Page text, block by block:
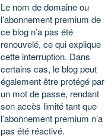
Le nom de domaine ou
l’abonnement premium de
ce blog n’a pas été
renouvelé, ce qui explique
cette interruption. Dans
certains cas, le blog peut
également être protégé par
un mot de passe, rendant
son accès limité tant que
l’abonnement premium n’a
pas été réactivé.